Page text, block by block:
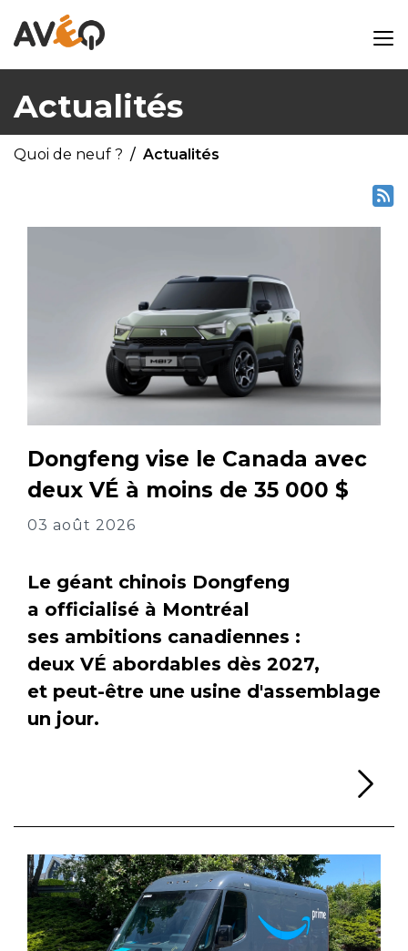
Actualités
Quoi de neuf ? Actualités
Dongfeng vise le Canada avec
deux VÉ à moins de 35 000 $
03 août 2026
Le géant chinois Dongfeng
a officialisé à Montréal
ses ambitions canadiennes :
deux VÉ abordables dès 2027,
et peut-être une usine d'assemblage
un jour.